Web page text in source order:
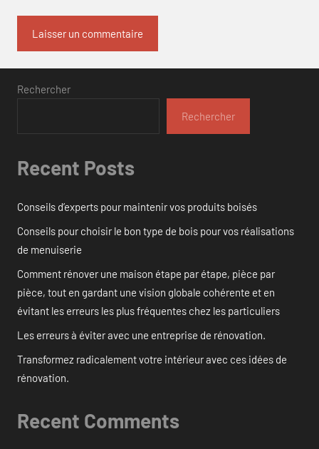
Rechercher
Rechercher
Recent Posts
Conseils d’experts pour maintenir vos produits boisés
Conseils pour choisir le bon type de bois pour vos réalisations
de menuiserie
Comment rénover une maison étape par étape, pièce par
pièce, tout en gardant une vision globale cohérente et en
évitant les erreurs les plus fréquentes chez les particuliers
Les erreurs à éviter avec une entreprise de rénovation.
Transformez radicalement votre intérieur avec ces idées de
rénovation.
Recent Comments